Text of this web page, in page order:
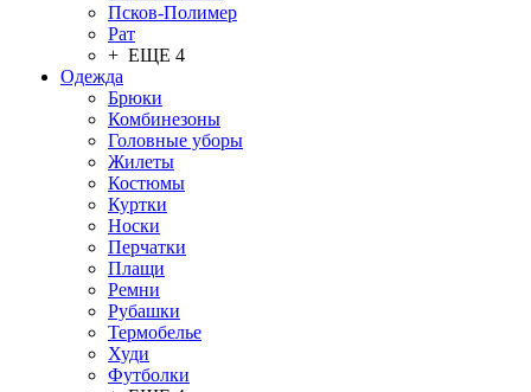
Псков-Полимер
Рат
+ ЕЩЕ 4
Одежда
Брюки
Комбинезоны
Головные уборы
Жилеты
Костюмы
Куртки
Носки
Перчатки
Плащи
Ремни
Рубашки
Термобелье
Худи
Футболки